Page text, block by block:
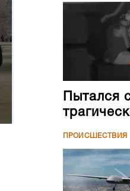
Пытался
ПРОИСШЕСТВИЯ